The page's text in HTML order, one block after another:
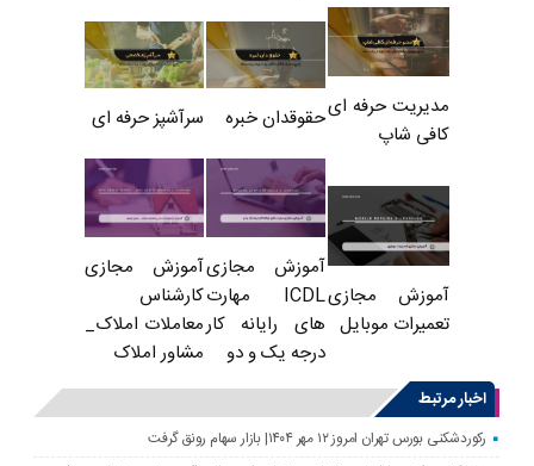
مدیریت حرفه ای
کافی شاپ
حقوقدان خبره سرآشپز حرفه ای
آموزش مجازی
تعمیرات موبایل
آموزش مجازی
ICDL مهارت
های رایانه کار
درجه یک و دو
آموزش مجازی
کارشناس
معاملات املاک_
مشاور املاک
اخبار مرتبط
رکوردشکنی بورس تهران امروز ۱۲ مهر ۱۴۰۴| بازار سهام رونق گرفت